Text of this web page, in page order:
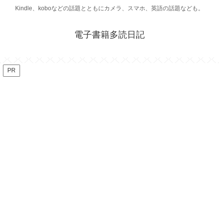
Kindle、koboなどの話題とともにカメラ、スマホ、英語の話題なども。
電子書籍多読日記
PR